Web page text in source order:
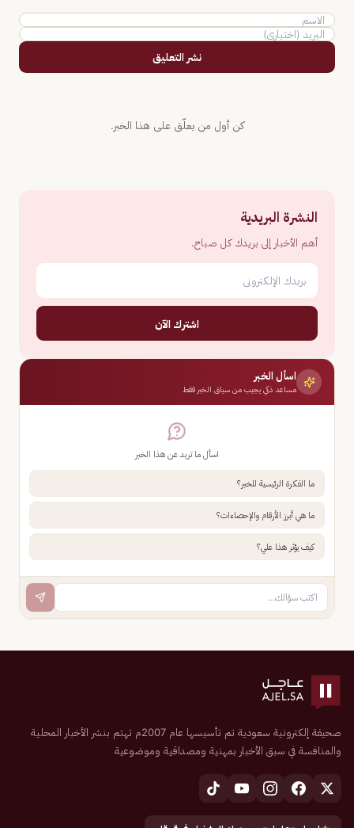
نشر التعليق
كن أول من يعلّق على هذا الخبر.
النشرة البريدية
أهم الأخبار إلى بريدك كل صباح.
اشترك الآن
اسأل الخبر
مساعد ذكي يجيب من سياق الخبر فقط
اسأل ما تريد عن هذا الخبر
ما الفكرة الرئيسية للخبر؟
ما هي أبرز الأرقام والإحصاءات؟
كيف يؤثر هذا علي؟
صحيفة إلكترونية سعودية تم تأسيسها عام 2007م تهتم بنشر الأخبار المحلية
والمنافسة في سبق الأخبار بمهنية ومصداقية وموضوعية